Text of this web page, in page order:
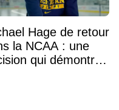
Hage de retour
la NCAA : une
qui démontre